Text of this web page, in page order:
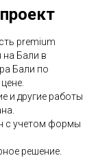
premium
на Бали в
Бали по
и другие работы
с учетом формы
решение.